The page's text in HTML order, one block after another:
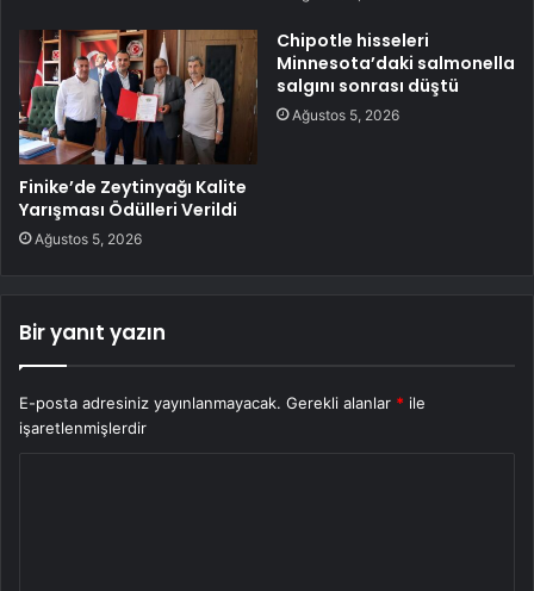
Finike’de Zeytinyağı Kalite
Yarışması Ödülleri Verildi
Ağustos 5, 2026
Chipotle hisseleri
Minnesota’daki salmonella
salgını sonrası düştü
Ağustos 5, 2026
Bir yanıt yazın
E-posta adresiniz yayınlanmayacak. Gerekli alanlar * ile
işaretlenmişlerdir